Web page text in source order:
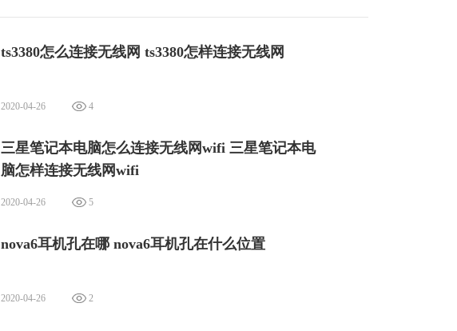
ts3380怎么连接无线网 ts3380怎样连接无线网
2020-04-26 4
三星笔记本电脑怎么连接无线网wifi 三星笔记本电
脑怎样连接无线网wifi
2020-04-26 5
nova6耳机孔在哪 nova6耳机孔在什么位置
2020-04-26 2